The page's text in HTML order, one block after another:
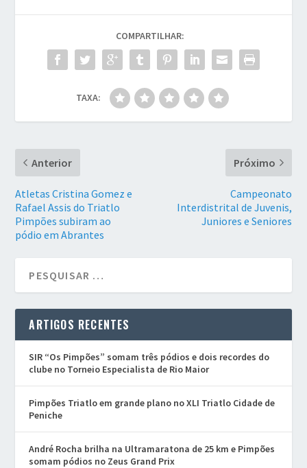
COMPARTILHAR:
TAXA:
Anterior
Atletas Cristina Gomez e
Rafael Assis do Triatlo
Pimpões subiram ao
pódio em Abrantes
Próximo
Campeonato
Interdistrital de Juvenis,
Juniores e Seniores
ARTIGOS RECENTES
SIR “Os Pimpões” somam três pódios e dois recordes do
clube no Torneio Especialista de Rio Maior
Pimpões Triatlo em grande plano no XLI Triatlo Cidade de
Peniche
André Rocha brilha na Ultramaratona de 25 km e Pimpões
somam pódios no Zeus Grand Prix